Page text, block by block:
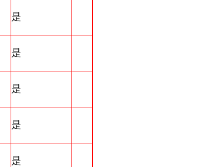
是
是
是
是
是